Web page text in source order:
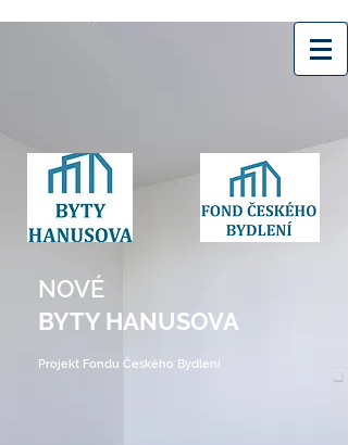
NOVÉ
BYTY HANUSOVA
Projekt Fondu Českého Bydlení